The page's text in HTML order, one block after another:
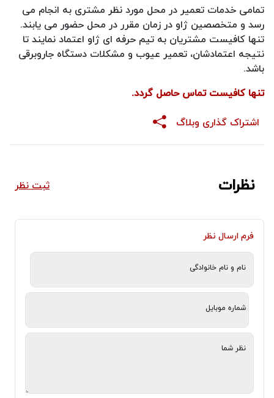
تمامی خدمات تعمیر در محل مورد نظر مشتری به انجام می
رسد و متخصصین ژاو در زمان مقرر در محل حضور می یابند.
تنها کافیست مشتریان به تیم حرفه ای ژاو اعتماد نمایند تا
نتیجه اعتمادشان، تعمیر عیوب و مشکلات دستگاه جاروبرقی
باشد.
تنها کافیست تماس حاصل گردد.
اشتراک گذاری وبلاگ
نظرات ثبت نظر
فرم ارسال نظر
نام و نام خانوادگی
شماره موبایل
نظر شما